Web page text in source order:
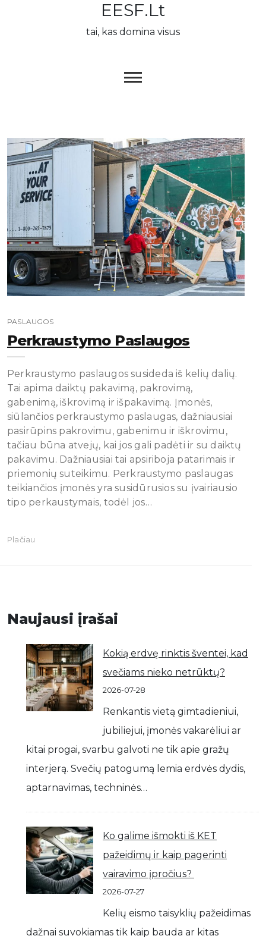
EESF.lt
tai, kas domina visus
PASLAUGOS
Perkraustymo Paslaugos
Perkraustymo paslaugos susideda iš kelių dalių.
Tai apima daiktų pakavimą, pakrovimą,
gabenimą, iškrovimą ir išpakavimą. Įmonės,
siūlančios perkraustymo paslaugas, dažniausiai
pasirūpins pakrovimu, gabenimu ir iškrovimu,
tačiau būna atvejų, kai jos gali padėti ir su daiktų
pakavimu. Dažniausiai tai apsiriboja patarimais ir
priemonių suteikimu. Perkraustymo paslaugas
teikiančios įmonės yra susidūrusios su įvairiausio
tipo perkaustymais, todėl jos…
Plačiau
Naujausi įrašai
Kokią erdvę rinktis šventei, kad
svečiams nieko netrūktų?
2026-07-28
Renkantis vietą gimtadieniui,
jubiliejui, įmonės vakarėliui ar
kitai progai, svarbu galvoti ne tik apie gražų
interjerą. Svečių patogumą lemia erdvės dydis,
aptarnavimas, techninės…
Ko galime išmokti iš KET
pažeidimų ir kaip pagerinti
vairavimo įpročius?
2026-07-27
Kelių eismo taisyklių pažeidimas
dažnai suvokiamas tik kaip bauda ar kitas